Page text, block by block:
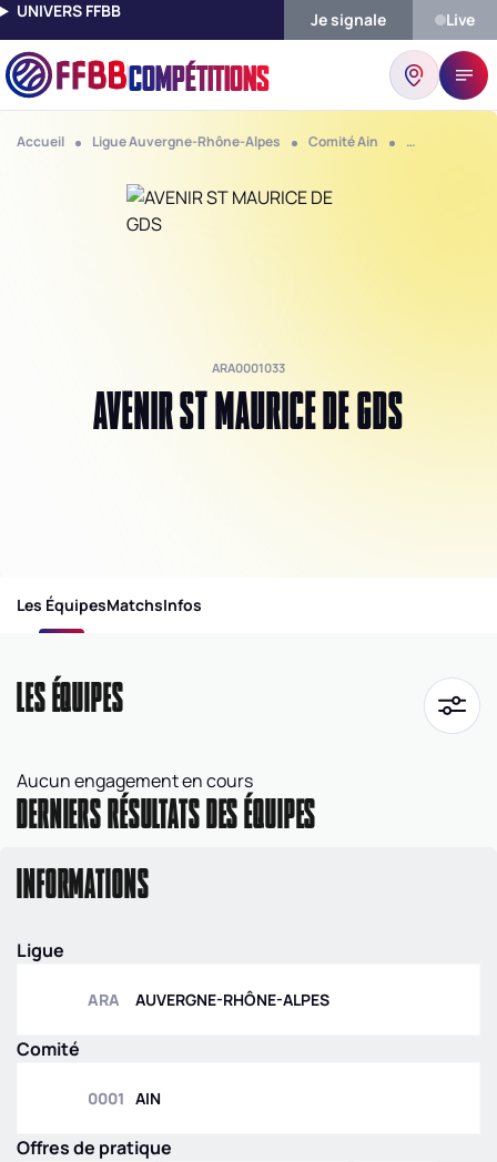
UNIVERS FFBB Je signale Live
COMPÉTITIONS
Accueil Ligue Auvergne-Rhône-Alpes Comité Ain Club Avenir
ARA0001033
AVENIR ST MAURICE DE GDS
Les ÉquipesMatchsInfos
LES ÉQUIPES
Aucun engagement en cours
DERNIERS RÉSULTATS DES ÉQUIPES
INFORMATIONS
Ligue
ARA AUVERGNE-RHÔNE-ALPES
Comité
0001 AIN
Offres de pratique